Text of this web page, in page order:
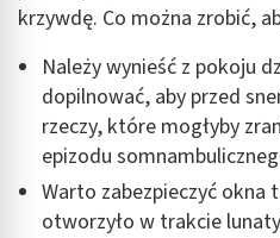
krzywdę. Co można zrobić,
Należy wynieść z pokoju
dopilnować, aby przed
rzeczy, które mogłyby
epizodu
Warto zabezpieczyć okna
otworzyło w trakcie